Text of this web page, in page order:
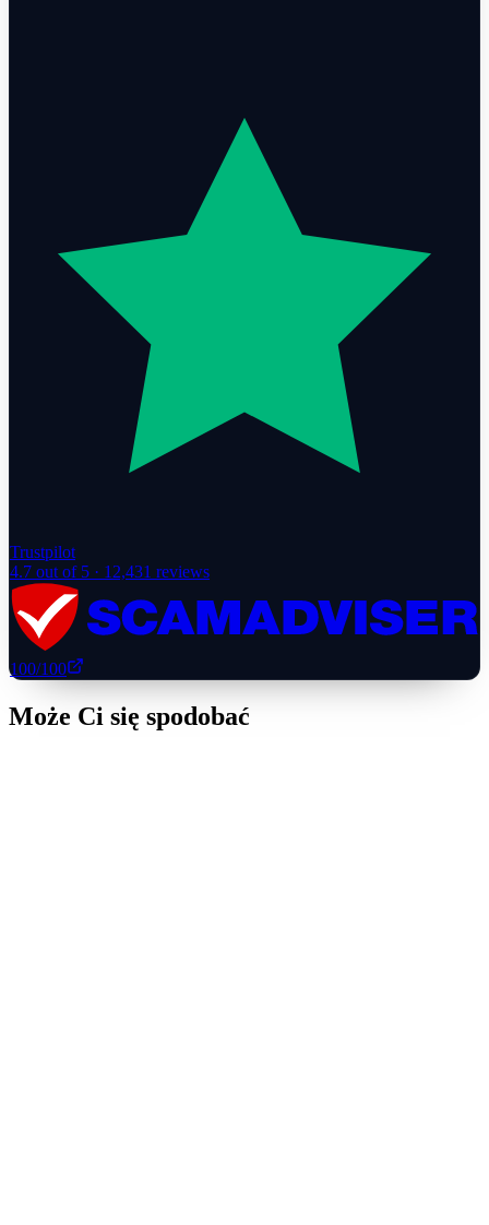
Trustpilot
4.7 out of 5 · 12,431 reviews
100/100
Może Ci się spodobać